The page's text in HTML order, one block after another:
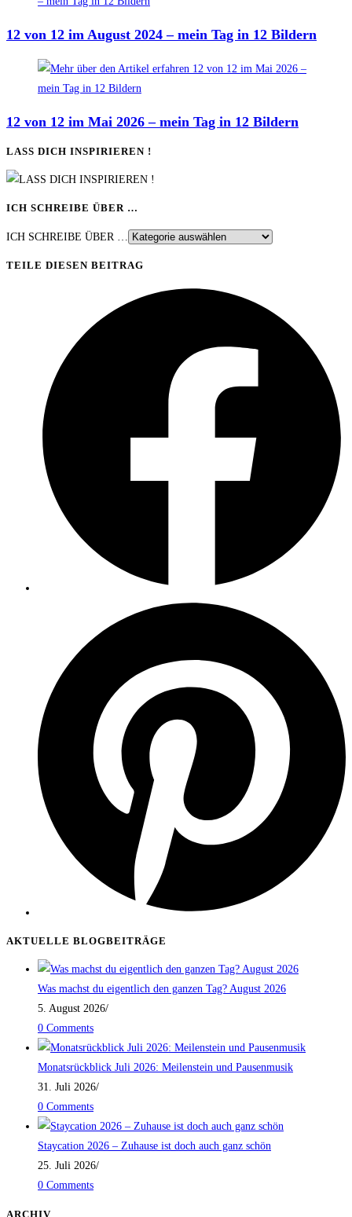
12 von 12 im August 2024 – mein Tag in 12 Bildern
12 von 12 im Mai 2026 – mein Tag in 12 Bildern
LASS DICH INSPIRIEREN !
ICH SCHREIBE ÜBER …
ICH SCHREIBE ÜBER …
TEILE DIESEN BEITRAG
AKTUELLE BLOGBEITRÄGE
Was machst du eigentlich den ganzen Tag? August 2026
5. August 2026/
0 Comments
Monatsrückblick Juli 2026: Meilenstein und Pausenmusik
31. Juli 2026/
0 Comments
Staycation 2026 – Zuhause ist doch auch ganz schön
25. Juli 2026/
0 Comments
ARCHIV